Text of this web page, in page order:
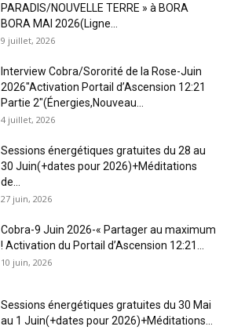
PARADIS/NOUVELLE TERRE » à BORA
BORA MAI 2026(Ligne...
9 juillet, 2026
Interview Cobra/Sororité de la Rose-Juin
2026″Activation Portail d’Ascension 12:21
Partie 2″(Énergies,Nouveau...
4 juillet, 2026
Sessions énergétiques gratuites du 28 au
30 Juin(+dates pour 2026)+Méditations
de...
27 juin, 2026
Cobra-9 Juin 2026-« Partager au maximum
! Activation du Portail d’Ascension 12:21...
10 juin, 2026
Sessions énergétiques gratuites du 30 Mai
au 1 Juin(+dates pour 2026)+Méditations...